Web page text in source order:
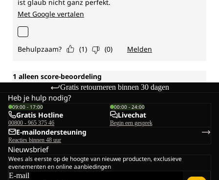
Gratis retourneren binnen 30 dagen
Heb je hulp nodig?
09:00 - 17:00
Gratis Hotline
00800 - 965 375 46
00:00 - 24:00
Livechat
Begin een gesprek
E-mailondersteuning
Reacties binnen 48 uur
Nieuwsbrief
Wees als eerste op de hoogte van nieuwe producten, exclusieve
evenementen en online aanbiedingen
E-mail